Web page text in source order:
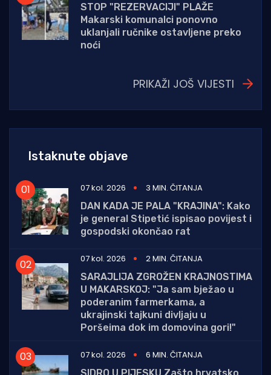
STOP "REZERVACIJI" PLAŽE
Makarski komunalci ponovno
uklanjali ručnike ostavljene preko
noći
PRIKAŽI JOŠ VIJESTI
Istaknute objave
07 kol. 2026
3 MIN. ČITANJA
DAN KADA JE PALA "KRAJINA": Kako
je general Stipetić ispisao povijest i
gospodski okončao rat
07 kol. 2026
2 MIN. ČITANJA
SARAJLIJA ZGROŽEN KRAJNOSTIMA
U MAKARSKOJ: "Ja sam bježao u
poderanim farmerkama, a
ukrajinski tajkuni divljaju u
Poršeima dok im domovina gori!"
07 kol. 2026
6 MIN. ČITANJA